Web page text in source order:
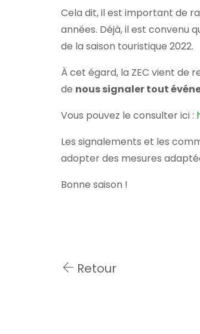
Cela dit, il est important de
années. Déjà, il est convenu
de la saison touristique 2022.
À cet égard, la ZEC vient de
de nous signaler tout
Vous pouvez le consulter ici :
Les signalements et les
adopter des mesures
Bonne saison !
Retour